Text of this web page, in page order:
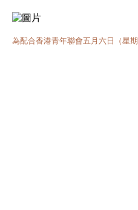
為配合香港青年聯會五月六日（星